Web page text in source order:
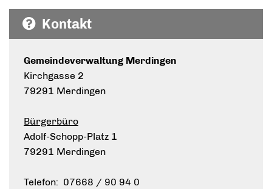
Kontakt
Gemeindeverwaltung Merdingen
Kirchgasse 2
79291 Merdingen
Bürgerbüro
Adolf-Schopp-Platz 1
79291 Merdingen
Telefon: 07668 / 90 94 0